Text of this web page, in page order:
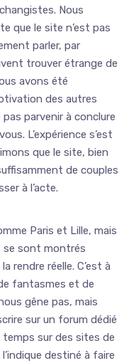
Nous
que le site n’est pas
parler, par
trouver étrange de
avons été
des autres
parvenir à conclure
L’expérience s’est
que le site, bien
de couples
à l’acte.
Paris et Lille, mais
se sont montrés
rendre réelle. C’est à
fantasmes et de
gêne pas, mais
sur un forum dédié
sur des sites de
destiné à faire